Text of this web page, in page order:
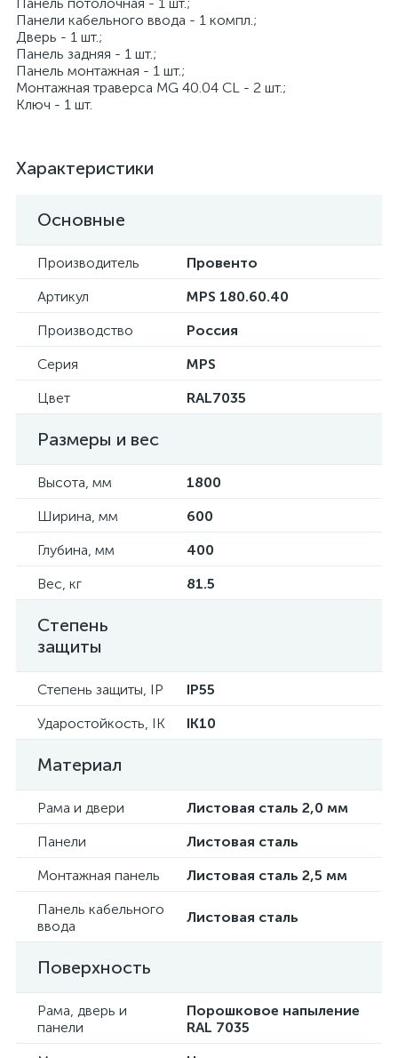
Панели кабельного ввода - 1 компл.;
Дверь - 1 шт.;
Панель задняя - 1 шт.;
Панель монтажная - 1 шт.;
Монтажная траверса MG 40.04 CL - 2 шт.;
Ключ - 1 шт.
Характеристики
Основные
Производитель
Провенто
Артикул
MPS 180.60.40
Производство
Россия
Серия
MPS
Цвет
RAL7035
Размеры и вес
Высота, мм
1800
Ширина, мм
600
Глубина, мм
400
Вес, кг
81.5
Степень
защиты
Степень защиты, IP
IP55
Ударостойкость, IK
IK10
Материал
Рама и двери
Листовая сталь 2,0 мм
Панели
Листовая сталь
Монтажная панель
Листовая сталь 2,5 мм
Панель кабельного
ввода
Листовая сталь
Поверхность
Рама, дверь и
панели
Порошковое напыление
RAL 7035